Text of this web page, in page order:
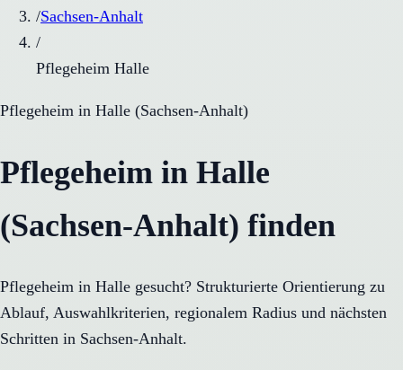
/Sachsen-Anhalt
/
Pflegeheim Halle
Pflegeheim in Halle (Sachsen-Anhalt)
Pflegeheim in Halle
(Sachsen-Anhalt) finden
Pflegeheim in Halle gesucht? Strukturierte Orientierung zu
Ablauf, Auswahlkriterien, regionalem Radius und nächsten
Schritten in Sachsen-Anhalt.